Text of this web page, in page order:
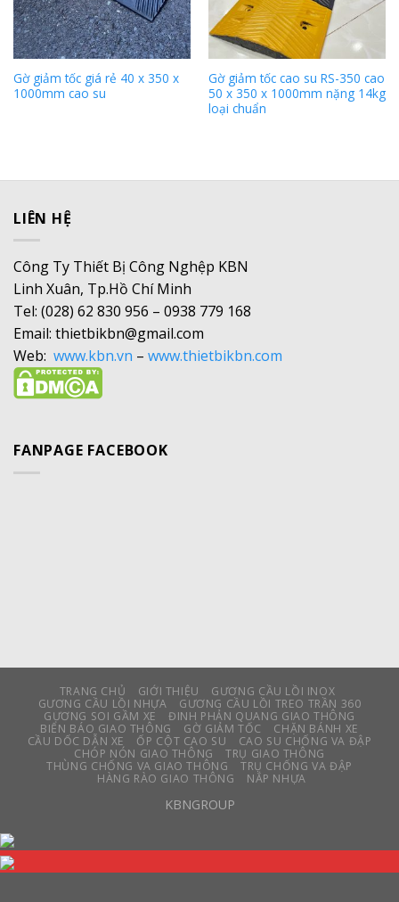
Gờ giảm tốc giá rẻ 40 x 350 x
1000mm cao su
Gờ giảm tốc cao su RS-350 cao
50 x 350 x 1000mm nặng 14kg
loại chuẩn
LIÊN HỆ
Công Ty Thiết Bị Công Nghệp KBN
Linh Xuân, Tp.Hồ Chí Minh
Tel: (028) 62 830 956 – 0938 779 168
Email: thietbikbn@gmail.com
Web: www.kbn.vn – www.thietbikbn.com
FANPAGE FACEBOOK
TRANG CHỦ GIỚI THIỆU
GƯƠNG CẦU LỒI INOX
GƯƠNG CẦU LỒI NHỰA
GƯƠNG CẦU LỒI TREO TRẦN 360
GƯƠNG SOI GẦM XE
ĐINH PHẢN QUANG GIAO THÔNG
BIỂN BÁO GIAO THÔNG
GỜ GIẢM TỐC
CHẶN BÁNH XE
CẦU DỐC DẪN XE
ỐP CỘT CAO SU
CAO SU CHỐNG VA ĐẬP
CHÓP NÓN GIAO THÔNG
TRỤ GIAO THÔNG
THÙNG CHỐNG VA GIAO THÔNG
TRỤ CHỐNG VA ĐẬP
HÀNG RÀO GIAO THÔNG
NẮP NHỰA
KBNGROUP